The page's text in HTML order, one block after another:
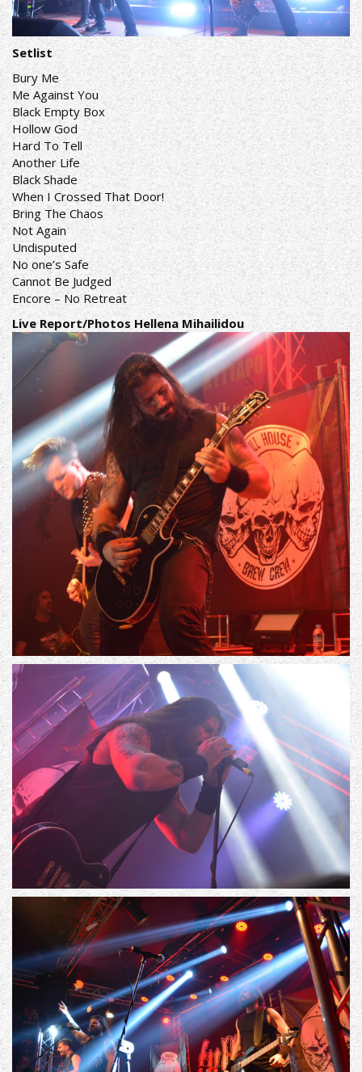
Setlist
Bury Me
Me Against You
Black Empty Box
Hollow God
Hard To Tell
Another Life
Black Shade
When I Crossed That Door!
Bring The Chaos
Not Again
Undisputed
No one’s Safe
Cannot Be Judged
Encore – No Retreat
Live Report/Photos Hellena Mihailidou